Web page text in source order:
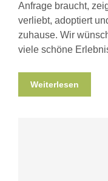
Anfrage braucht,
verliebt, adoptiert
zuhause. Wir
viele schöne
Weiterlesen